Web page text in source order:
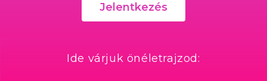
Jelentkezés
Ide várjuk önéletrajzod: